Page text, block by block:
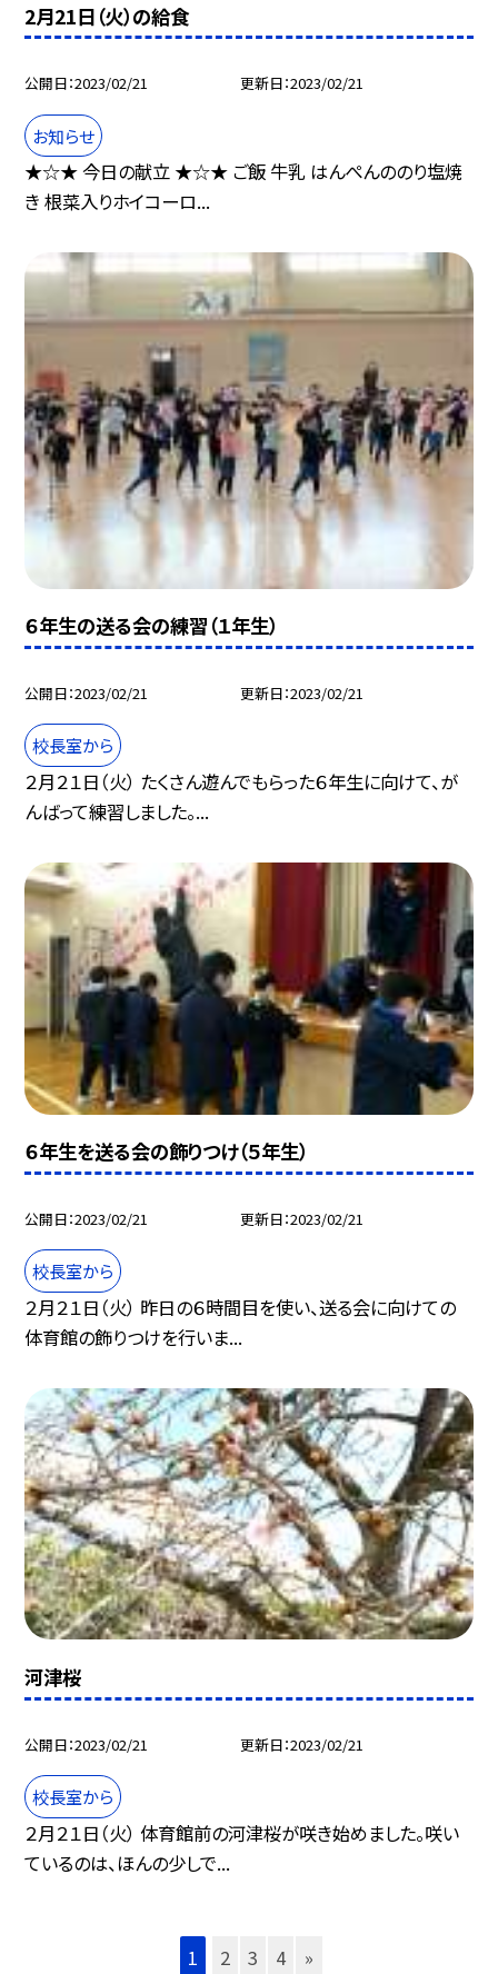
2月21日（火）の給食
公開日 2023/02/21 更新日 2023/02/21
お知らせ
★☆★ 今日の献立 ★☆★ ご飯 牛乳 はんぺんののり塩焼
き 根菜入りホイコーロ...
６年生の送る会の練習（１年生）
公開日 2023/02/21 更新日 2023/02/21
校長室から
２月２１日（火） たくさん遊んでもらった６年生に向けて、が
んばって練習しました。...
６年生を送る会の飾りつけ（５年生）
公開日 2023/02/21 更新日 2023/02/21
校長室から
２月２１日（火） 昨日の６時間目を使い、送る会に向けての
体育館の飾りつけを行いま...
河津桜
公開日 2023/02/21 更新日 2023/02/21
校長室から
２月２１日（火） 体育館前の河津桜が咲き始めました。咲い
ているのは、ほんの少しで...
1 2 3 4 »